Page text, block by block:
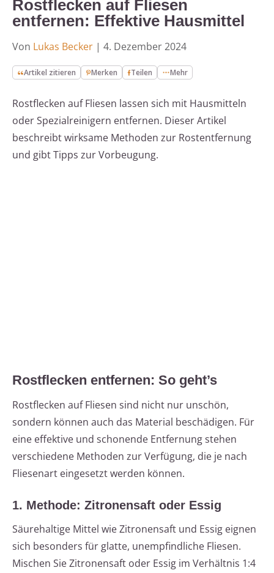
Rostflecken auf Fliesen
entfernen: Effektive Hausmittel
Von Lukas Becker | 4. Dezember 2024
Artikel zitieren Merken Teilen Mehr
Rostflecken auf Fliesen lassen sich mit Hausmitteln
oder Spezialreinigern entfernen. Dieser Artikel
beschreibt wirksame Methoden zur Rostentfernung
und gibt Tipps zur Vorbeugung.
Rostflecken entfernen: So geht’s
Rostflecken auf Fliesen sind nicht nur unschön,
sondern können auch das Material beschädigen. Für
eine effektive und schonende Entfernung stehen
verschiedene Methoden zur Verfügung, die je nach
Fliesenart eingesetzt werden können.
1. Methode: Zitronensaft oder Essig
Säurehaltige Mittel wie Zitronensaft und Essig eignen
sich besonders für glatte, unempfindliche Fliesen.
Mischen Sie Zitronensaft oder Essig im Verhältnis 1:4